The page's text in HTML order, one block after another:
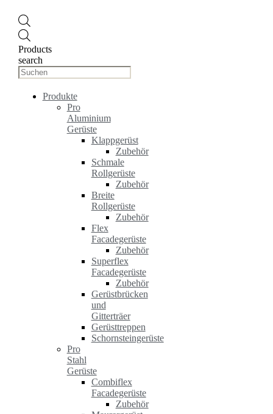
Products
search
Produkte
Pro
Aluminium
Gerüste
Klappgerüst
Zubehör
Schmale
Rollgerüste
Zubehör
Breite
Rollgerüste
Zubehör
Flex
Facadegerüste
Zubehör
Superflex
Facadegerüste
Zubehör
Gerüstbrücken
und
Gitterträer
Gerüsttreppen
Schornsteingerüste
Pro
Stahl
Gerüste
Combiflex
Facadegerüste
Zubehör